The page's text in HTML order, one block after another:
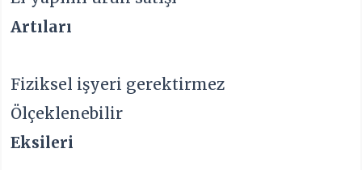
Artıları
Fiziksel işyeri gerektirmez
Ölçeklenebilir
Eksileri